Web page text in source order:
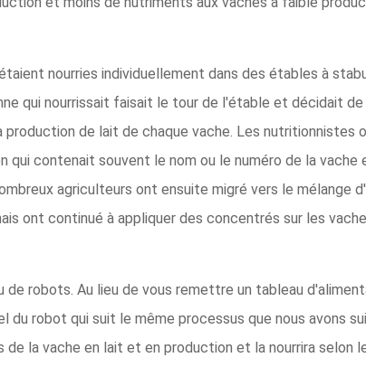
nourries individuellement dans des étables à
qui nourrissait faisait le tour de l'étable et décidait
de lait de chaque vache. Les nutritionnistes
contenait souvent le nom ou le numéro de la vache
agriculteurs ont ensuite migré vers le mélange
ont continué à appliquer des concentrés sur les
robots. Au lieu de vous remettre un tableau
robot qui suit le même processus que nous avons
la vache en lait et en production et la nourrira selon